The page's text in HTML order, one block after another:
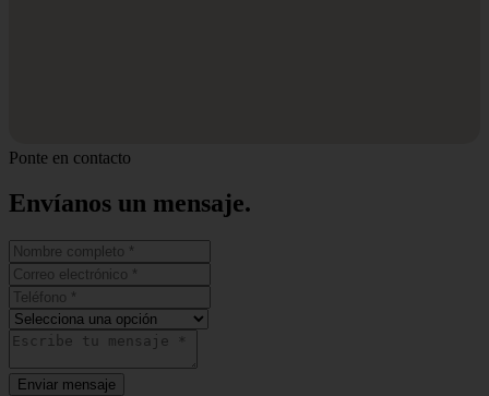
Ponte en contacto
Envíanos un mensaje.
Enviar mensaje